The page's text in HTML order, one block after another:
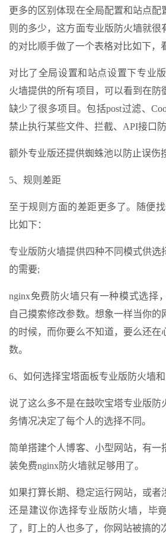
更多的区别体现在全局配置和站点配
则的多少，这方面专业版防火墙就很
的对比顺手做了一个表格对比如下，
对比了全局设置和站点设置下专业
火墙提供的所有项目，可以看到在防
缺少了很多项目。包括post过滤、
禁止执行某些文件、拦截、API接口防
额外专业版还提供蜘蛛池以防止误伤
5、规则差距
至于规则方面的差距更多了。随便
比如下：
专业版防火墙提供四种不同模式供选
的需要;
nginx免费防火墙只有一种模式选择
自己摸索修改参数。想象一样当你的
的时候，而你要么不知道，要么还在
数。
6、如何选择宝塔面板专业版防火墙
说了这么多不是在鼓吹宝塔专业版防
务情况决定了每个人的选择不同。
简单搭建个人博客、小型网站，有一
装免费nginx防火墙就足够用了。
如果打算长期、稳定运行网站，或者
还是建议你选择专业版防火墙，毕
了，盯上的人也多了，你网站被搞的